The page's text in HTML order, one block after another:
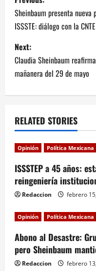
o
s
t
n
a
v
i
g
a
t
i
o
n
Sheinbaum presenta
ISSSTE: diálogo con la
Next:
Claudia Sheinbaum
mañanera del 29 de mayo
RELATED STORIES
Opinión Política Mexicana
ISSSTEP a 45 años:
reingeniería
Redaccion febrero
Opinión Política Mexicana
Abono al Desastre:
pero Sheinbaum
Redaccion febrero